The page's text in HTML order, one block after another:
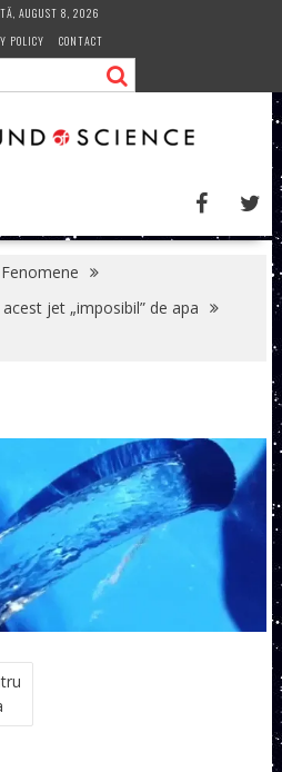
AUGUST 8, 2026
POLICY
CONTACT
Fenomene
jet „imposibil” de apa